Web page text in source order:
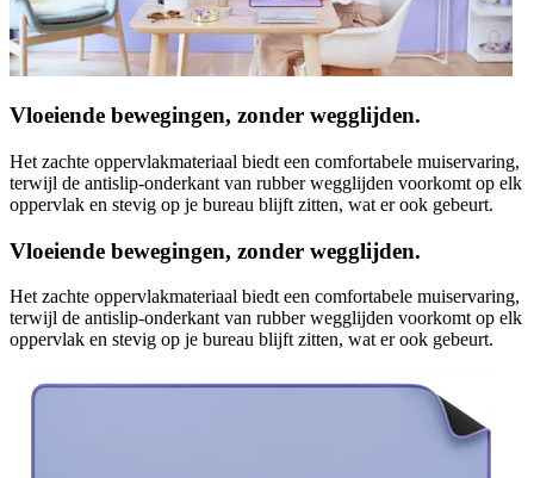
Vloeiende bewegingen, zonder wegglijden.
Het zachte oppervlakmateriaal biedt een comfortabele muiservaring,
terwijl de antislip-onderkant van rubber wegglijden voorkomt op elk
oppervlak en stevig op je bureau blijft zitten, wat er ook gebeurt.
Vloeiende bewegingen, zonder wegglijden.
Het zachte oppervlakmateriaal biedt een comfortabele muiservaring,
terwijl de antislip-onderkant van rubber wegglijden voorkomt op elk
oppervlak en stevig op je bureau blijft zitten, wat er ook gebeurt.